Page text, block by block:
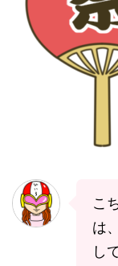
こ
は
し